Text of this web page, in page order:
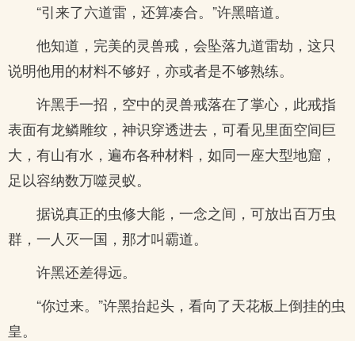
“引来了六道雷，还算凑合。”许黑暗道。
他知道，完美的灵兽戒，会坠落九道雷劫，这只
说明他用的材料不够好，亦或者是不够熟练。
许黑手一招，空中的灵兽戒落在了掌心，此戒指
表面有龙鳞雕纹，神识穿透进去，可看见里面空间巨
大，有山有水，遍布各种材料，如同一座大型地窟，
足以容纳数万噬灵蚁。
据说真正的虫修大能，一念之间，可放出百万虫
群，一人灭一国，那才叫霸道。
许黑还差得远。
“你过来。”许黑抬起头，看向了天花板上倒挂的虫
皇。